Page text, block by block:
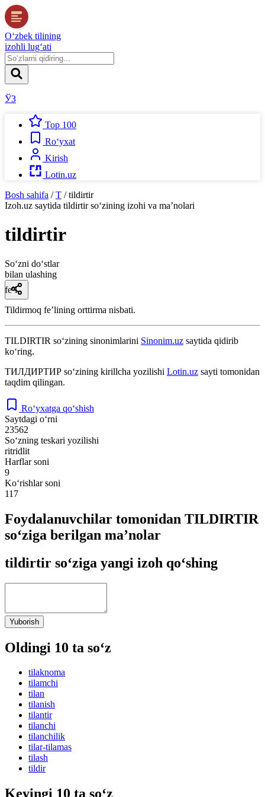
O‘zbek tilining
izohli lug‘ati
ЎЗ
Top 100
Ro‘yxat
Kirish
Lotin.uz
Bosh sahifa / T / tildirtir
Izoh.uz saytida tildirtirso‘zining izohi va ma’nolari
tildirtir
So‘zni do‘stlar
bilan ulashing
fe’l
Tildirmoq feʼlining orttirma nisbati.
TILDIRTIR so‘zining sinonimlarini Sinonim.uz saytida qidirib
ko‘ring.
ТИЛДИРТИР so‘zining kirillcha yozilishi Lotin.uz sayti tomonidan
taqdim qilingan.
Ro‘yxatga qo‘shish
Saytdagi o‘rni
23562
So‘zning teskari yozilishi
ritridlit
Harflar soni
9
Ko‘rishlar soni
117
Foydalanuvchilar tomonidan TILDIRTIR
so‘ziga berilgan ma’nolar
tildirtir so‘ziga yangi izoh qo‘shing
Yuborish
Oldingi 10 ta so‘z
tilaknoma
tilamchi
tilan
tilanish
tilantir
tilanchi
tilanchilik
tilar-tilamas
tilash
tildir
Keyingi 10 ta so‘z